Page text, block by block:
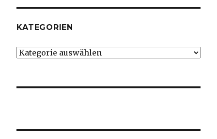
KATEGORIEN
Kategorien